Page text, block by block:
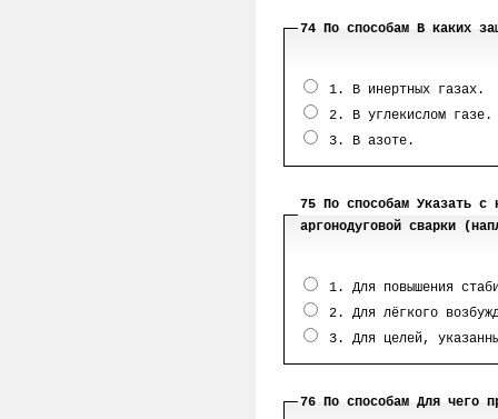
74 По способам В каких
1. В инертных газах.
2. В углекислом газе.
3. В азоте.
75 По способам Указать с
аргонодуговой сварки
1. Для повышения
2. Для лёгкого
3. Для целей,
76 По способам Для чего